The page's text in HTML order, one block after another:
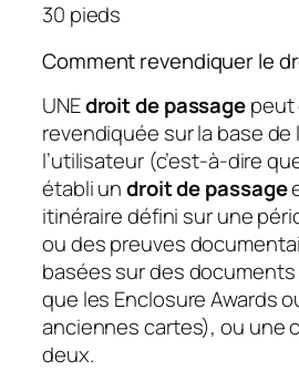
30 pieds
Comment revendiquer le
UNEdroit de passagepeut
revendiquée sur la base de
l’utilisateur (c’est-à-dire
établi undroit de passage
itinéraire défini sur une
ou des preuves
basées sur des
que les Enclosure Awards
anciennes cartes), ou une
deux.